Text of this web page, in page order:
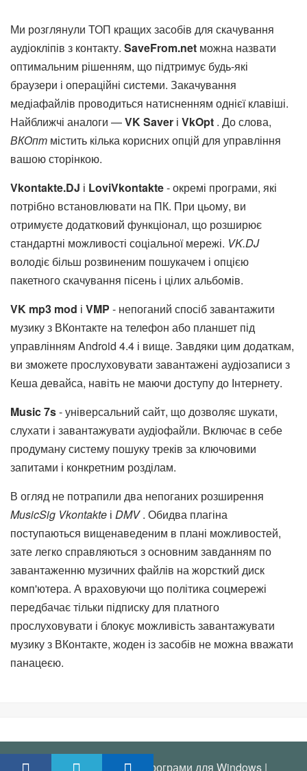
Ми розглянули ТОП кращих засобів для скачування
аудіокліпів з контакту. SaveFrom.net можна назвати
оптимальним рішенням, що підтримує будь-які
браузери і операційні системи. Закачування
медіафайлів проводиться натисненням однієї клавіші.
Найближчі аналоги —VK Saver і VkOpt . До слова,
ВКОпт містить кілька корисних опцій для управління
вашою сторінкою.
Vkontakte.DJ і LoviVkontakte- окремі програми, які
потрібно встановлювати на ПК. При цьому, ви
отримуєте додатковий функціонал, що розширює
стандартні можливості соціальної мережі. VK.DJ
володіє більш розвиненим пошукачем і опцією
пакетного скачування пісень і цілих альбомів.
VK mp3 mod і VMP - непоганий спосіб завантажити
музику з ВКонтакте на телефон або планшет під
управлінням Android 4.4 і вище. Завдяки цим додаткам,
ви зможете прослуховувати завантажені аудіозаписи з
Кеша девайса, навіть не маючи доступу до Інтернету.
Music 7s- універсальний сайт, що дозволяє шукати,
слухати і завантажувати аудіофайли. Включає в себе
продуману систему пошуку треків за ключовими
запитами і конкретним розділам.
В огляд не потрапили два непоганих розширення
MusicSig Vkontakte і DMV. Обидва плагіна
поступаються вищенаведеним в плані можливостей,
зате легко справляються з основним завданням по
завантаженню музичних файлів на жорсткий диск
комп'ютера. А враховуючи що політика соцмережі
передбачає тільки підписку для платного
прослуховувати і блокує можливість завантажувати
музику з ВКонтакте, жоден із засобів не можна вважати
панацеєю.
2009-2025 © Безкоштовні програми для Windows |